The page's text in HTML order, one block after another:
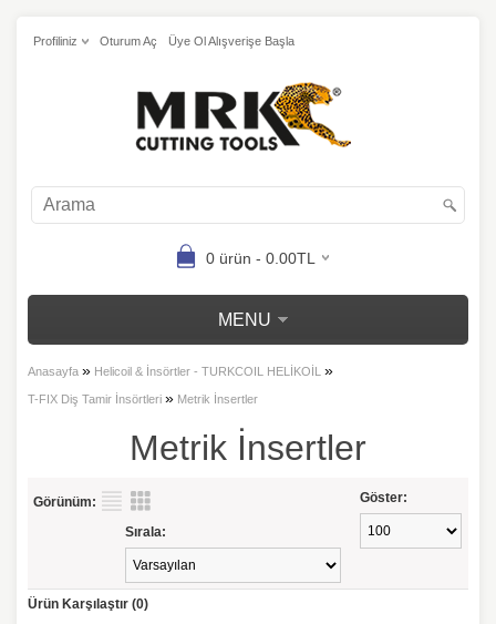
Profiliniz Oturum Aç Üye Ol Alışverişe Başla
0 ürün - 0.00TL
MENU
Anasayfa » Helicoil & İnsörtler - TURKCOIL HELİKOİL »
T-FIX Diş Tamir İnsörtleri » Metrik İnsertler
Metrik İnsertler
Görünüm: Göster:
Sırala:
Ürün Karşılaştır (0)